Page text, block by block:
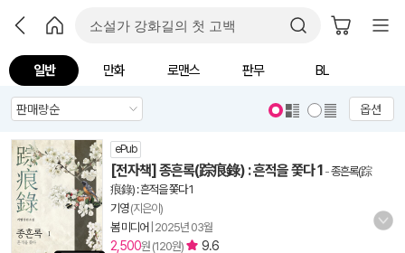
일반 만화 로맨스 판무 BL
옵션
ePub
[전자책] 종흔록(踪痕錄) : 흔적을 쫓다 1 -종흔록(踪
痕錄) : 흔적을 쫓다 1
기영(지은이)
봄 미디어 2025년 03월
2,500원 (120원) 9.6